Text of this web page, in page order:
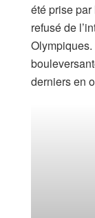
été prise
refusé de
derniers en